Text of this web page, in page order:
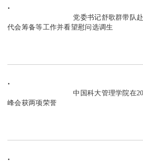
代会筹备等工作并看望慰问选调生
                               中国科大管理学院在2023年MBA教育年度
峰会获两项荣誉